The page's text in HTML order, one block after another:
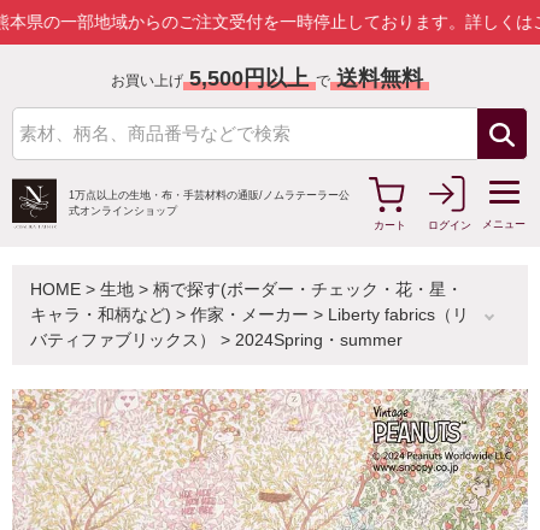
地域からのご注文受付を一時停止しております。詳しくはこちら
お買い上げ 5,500円以上 で 送料無料
1万点以上の生地・布・手芸材料の通販/ ノムラテーラー公
式オンラインショップ
カート
ログイン メニュー
HOME > 生地 > 柄で探す(ボーダー・チェック・花・星・
キャラ・和柄など) > 作家・メーカー > Liberty fabrics（リ
バティファブリックス）
> 2024Spring・summer